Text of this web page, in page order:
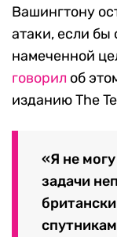
Вашингтону
атаки, если
намеченной
говорил об
изданию The
«Я не
задачи